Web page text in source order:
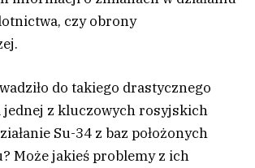
czy obrony
do takiego drastycznego
jednej z kluczowych rosyjskich
Su-34 z baz położonych
Może jakieś problemy z ich